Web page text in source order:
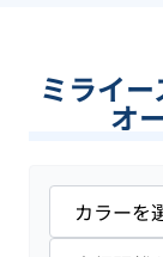
ミライ
オ